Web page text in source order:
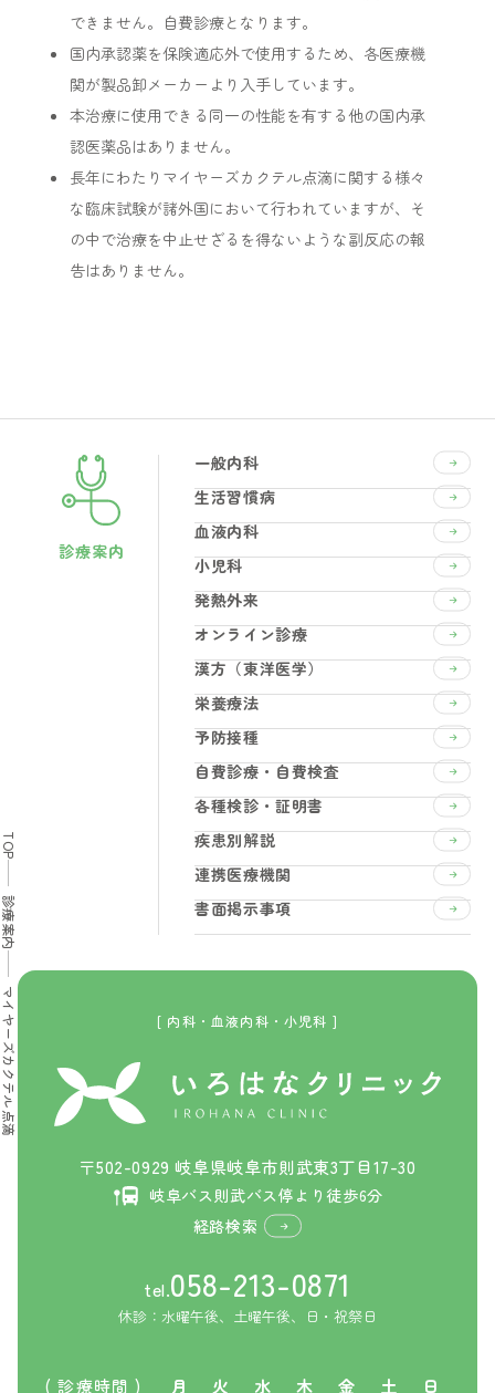
TOP
診療案内
マイヤーズカクテル点滴
できません。自費診療となります。
国内承認薬を保険適応外で使用するため、各医療機
関が製品卸メーカーより入手しています。
本治療に使用できる同一の性能を有する他の国内承
認医薬品はありません。
長年にわたりマイヤーズカクテル点滴に関する様々
な臨床試験が諸外国において行われていますが、そ
の中で治療を中止せざるを得ないような副反応の報
告はありません。
診療案内
一般内科
生活習慣病
血液内科
小児科
発熱外来
オンライン診療
漢方（東洋医学）
栄養療法
予防接種
自費診療・自費検査
各種検診・証明書
疾患別解説
連携医療機関
書面掲示事項
[ 内科・血液内科・小児科 ]
〒502-0929 岐阜県岐阜市則武東3丁目17-30
岐阜バス則武バス停より徒歩6分
経路検索
tel.058-213-0871
休診：水曜午後、土曜午後、日・祝祭日
( 診療時間 ) 月 火 水 木 金 土 日